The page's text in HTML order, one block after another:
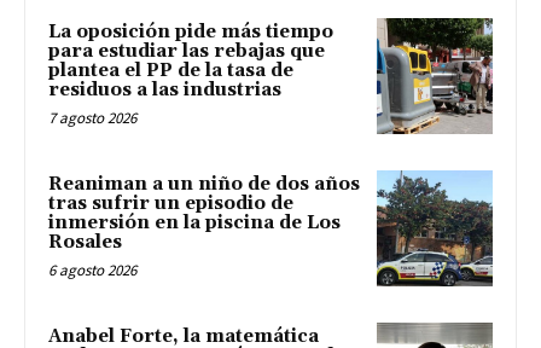
La oposición pide más tiempo
para estudiar las rebajas que
plantea el PP de la tasa de
residuos a las industrias
7 agosto 2026
Reaniman a un niño de dos años
tras sufrir un episodio de
inmersión en la piscina de Los
Rosales
6 agosto 2026
Anabel Forte, la matemática